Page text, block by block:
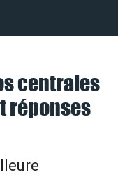
centrales
réponses